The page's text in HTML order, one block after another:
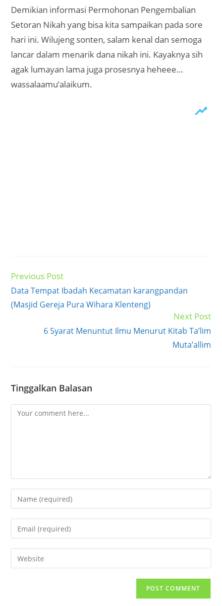
Demikian informasi Permohonan Pengembalian
Setoran Nikah yang bisa kita sampaikan pada sore
hari ini. Wilujeng sonten, salam kenal dan semoga
lancar dalam menarik dana nikah ini. Kayaknya sih
agak lumayan lama juga prosesnya heheee…
wassalaamu’alaikum.
Read
articles
Previous Post
Data Tempat Ibadah Kecamatan karangpandan
(Masjid Gereja Pura Wihara Klenteng)
Next Post
6 Syarat Menuntut Ilmu Menurut Kitab Ta’lim
Muta’allim
Tinggalkan Balasan
Comment
Enter
your
name
comment
Enter
your
email
address
Enter
your